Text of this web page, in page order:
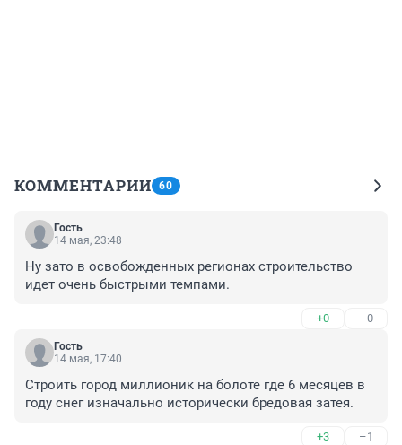
КОММЕНТАРИИ 60
Гость
14 мая, 23:48
Ну зато в освобожденных регионах строительство
идет очень быстрыми темпами.
+0 –0
Гость
14 мая, 17:40
Строить город миллионик на болоте где 6 месяцев в
году снег изначально исторически бредовая затея.
+3 –1